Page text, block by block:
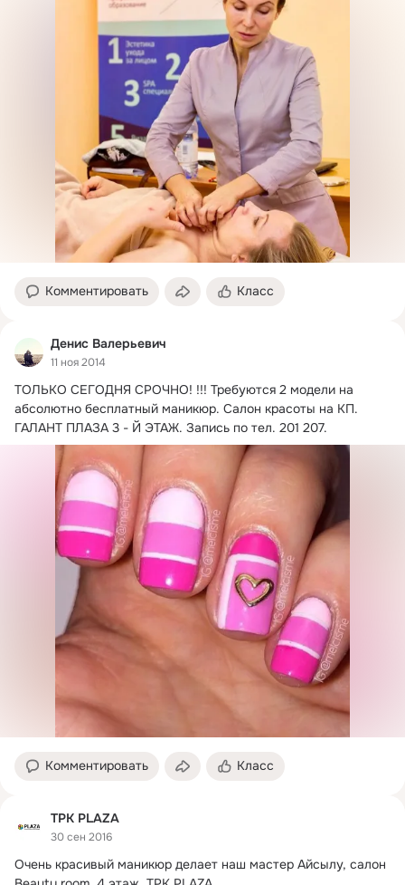
Комментировать Класс
Денис Валерьевич
11 ноя 2014
ТОЛЬКО СЕГОДНЯ СРОЧНО! !!! Требуются 2 модели на
абсолютно бесплатный маникюр. Салон красоты на КП.
ГАЛАНТ ПЛАЗА 3 - Й ЭТАЖ. Запись по тел. 201 207.
Комментировать Класс
ТРК PLAZA
30 сен 2016
Очень красивый маникюр делает наш мастер Айсылу, салон